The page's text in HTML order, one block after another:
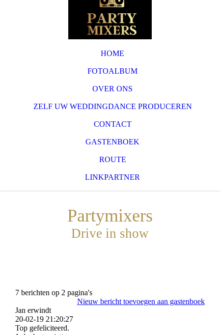
HOME
FOTOALBUM
OVER ONS
ZELF UW WEDDINGDANCE PRODUCEREN
CONTACT
GASTENBOEK
ROUTE
LINKPARTNER
Partymixers
Drive in show
7 berichten op 2 pagina's
Nieuw bericht toevoegen aan gastenboek
Jan erwindt
20-02-19 21:20:27
Top gefeliciteerd.